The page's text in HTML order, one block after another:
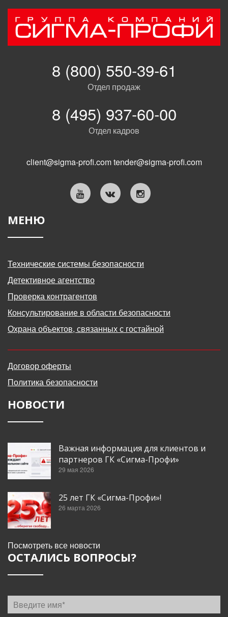
8 (800) 550-39-61
Отдел продаж
8 (495) 937-60-00
Отдел кадров
client@sigma-profi.comtender@sigma-profi.com
МЕНЮ
Технические системы безопасности
Детективное агентство
Проверка контрагентов
Консультирование в области безопасности
Охрана объектов, связанных с гостайной
Договор оферты
Политика безопасности
НОВОСТИ
Важная информация для клиентов и
партнеров ГК «Сигма-Профи»
29 мая 2026
25 лет ГК «Сигма-Профи»!
26 марта 2026
Посмотреть все новости
ОСТАЛИСЬ ВОПРОСЫ?